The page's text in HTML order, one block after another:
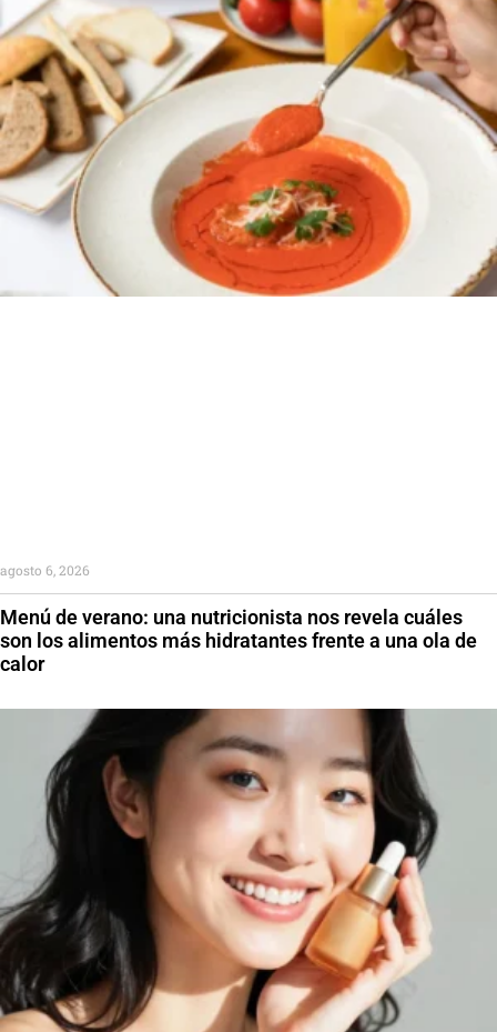
Menú de verano: una nutricionista nos revela cuáles
son los alimentos más hidratantes frente a una ola de
calor
agosto 6, 2026